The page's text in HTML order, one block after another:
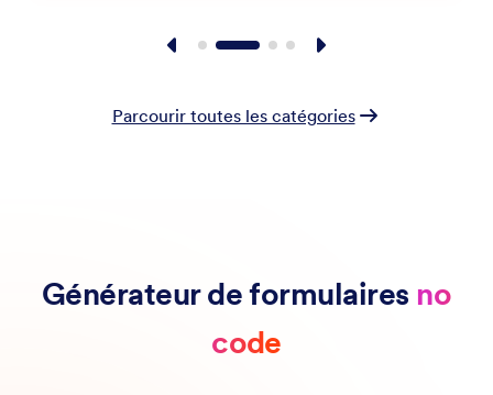
Parcourir toutes les catégories
Générateur de formulaires no
code